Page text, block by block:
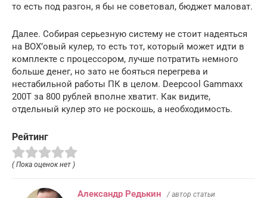
то есть под разгон, я бы не советовал, бюджет маловат.
Далее. Собирая серьезную систему не стоит надеяться
на BOX’овый кулер, то есть тот, который может идти в
комплекте с процессором, лучше потратить немного
больше денег, но зато не бояться перегрева и
нестабильной работы ПК в целом. Deepcool Gammaxx
200T за 800 рублей вполне хватит. Как видите,
отдельный кулер это не роскошь, а необходимость.
Рейтинг
( Пока оценок нет )
Александр Редькин / автор статьи